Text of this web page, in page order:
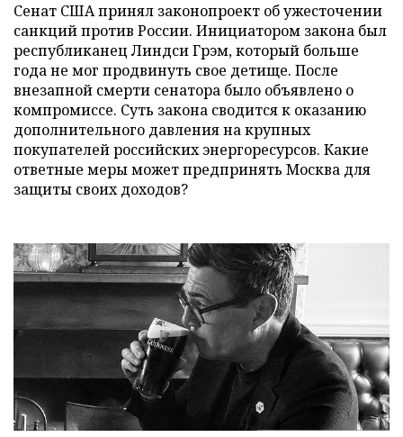
Сенат США принял законопроект об ужесточении
санкций против России. Инициатором закона был
республиканец Линдси Грэм, который больше
года не мог продвинуть свое детище. После
внезапной смерти сенатора было объявлено о
компромиссе. Суть закона сводится к оказанию
дополнительного давления на крупных
покупателей российских энергоресурсов. Какие
ответные меры может предпринять Москва для
защиты своих доходов?